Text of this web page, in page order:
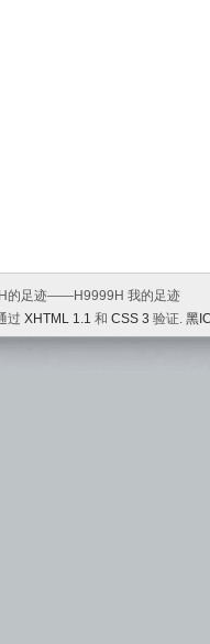
的足迹——H9999H 我的足迹
过 XHTML 1.1 和 CSS 3 验证. 黑